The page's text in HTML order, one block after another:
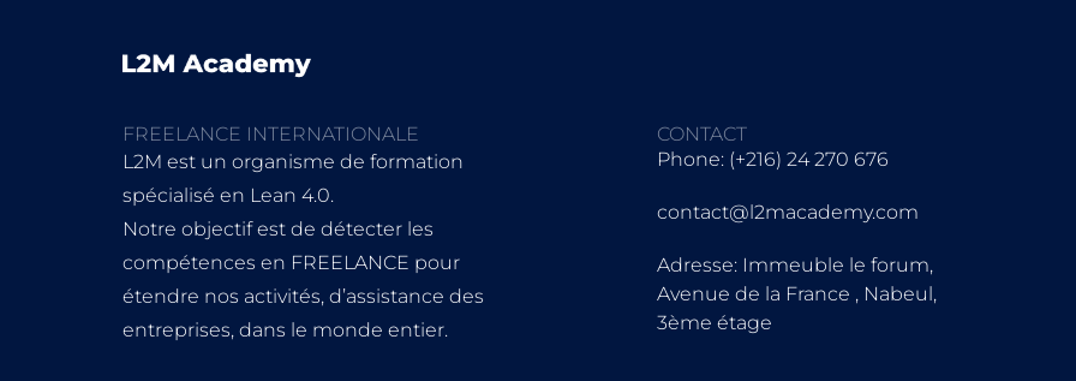
FREELANCE INTERNATIONALE
L2M est un organisme de formation
spécialisé en Lean 4.0.
Notre objectif est de détecter les
compétences en FREELANCE pour
étendre nos activités, d’assistance des
entreprises, dans le monde entier.
CONTACT
Phone: (+216) 24 270 676
contact@l2macademy.com
Adresse: Immeuble le forum,
Avenue de la France , Nabeul,
3ème étage